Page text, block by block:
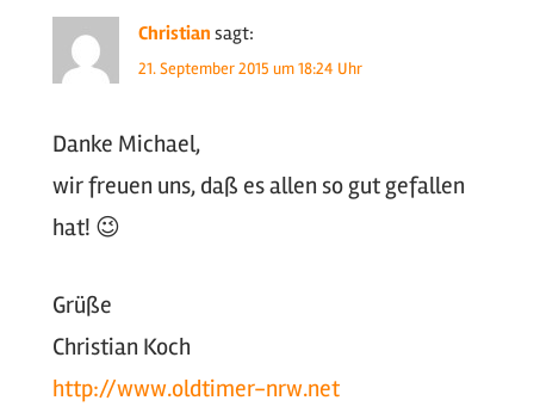
Christian sagt:
21. September 2015 um 18:24 Uhr
Danke Michael,
wir freuen uns, daß es allen so gut gefallen
hat! 😉
Grüße
Christian Koch
http://www.oldtimer-nrw.net